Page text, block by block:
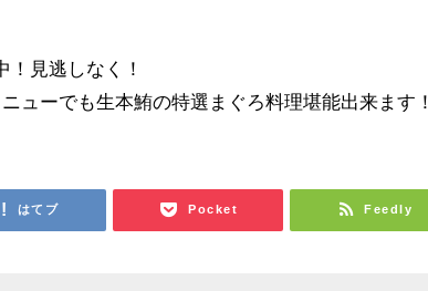
見逃しなく！
ューでも生本鮪の特選まぐろ料理堪能出来ます！
はてブ Pocket Feedly